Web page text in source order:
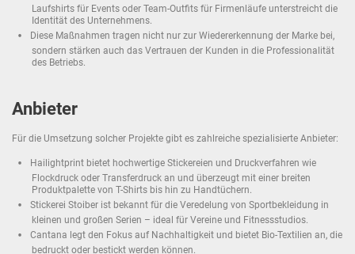
Laufshirts für Events oder Team-Outfits für Firmenläufe unterstreicht die
Identität des Unternehmens.
Diese Maßnahmen tragen nicht nur zur Wiedererkennung der Marke bei,
sondern stärken auch das Vertrauen der Kunden in die Professionalität
des Betriebs.
Anbieter
Für die Umsetzung solcher Projekte gibt es zahlreiche spezialisierte Anbieter:
Hailightprint bietet hochwertige Stickereien und Druckverfahren wie
Flockdruck oder Transferdruck an und überzeugt mit einer breiten
Produktpalette von T-Shirts bis hin zu Handtüchern.
Stickerei Stoiber ist bekannt für die Veredelung von Sportbekleidung in
kleinen und großen Serien – ideal für Vereine und Fitnessstudios.
Cantana legt den Fokus auf Nachhaltigkeit und bietet Bio-Textilien an, die
bedruckt oder bestickt werden können.